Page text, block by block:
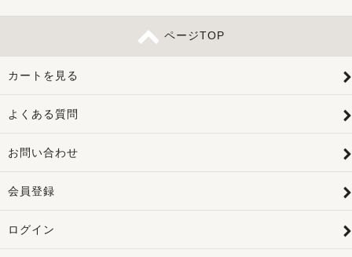
ページTOP
カートを見る
よくある質問
お問い合わせ
会員登録
ログイン